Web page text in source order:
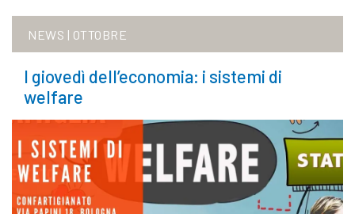
NEWS | OTTOBRE
I giovedì dell’economia: i sistemi di
welfare